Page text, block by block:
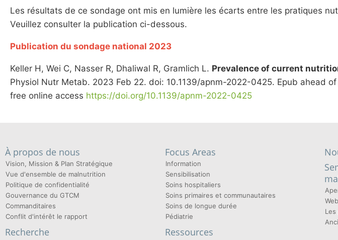
Les résultats de ce sondage ont mis en lumière les écarts entre les pratiques
Veuillez consulter la publication ci-dessous.
Publication du sondage national 2023
Keller H, Wei C, Nasser R, Dhaliwal R, Gramlich L. Prevalence of current
Physiol Nutr Metab. 2023 Feb 22. doi: 10.1139/apnm-2022-0425. Epub ahead of
free online access https://doi.org/10.1139/apnm-2022-0425
À propos de nous
Vision, Mission & Plan Stratégique
Vue d'ensemble de malnutrition
Politique de confidentialité
Gouvernance du GTCM
Commanditaires
Conflit d'intérêt le rapport
Recherche
Focus Areas
Information
Sensibilisation
Soins hospitaliers
Soins primaires et communautaires
Soins de longue durée
Pédiatrie
Ressources
Les